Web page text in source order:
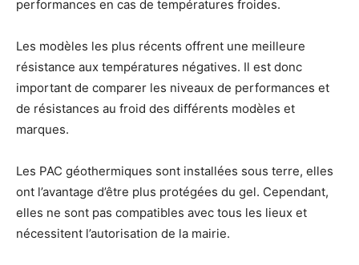
performances en cas de températures froides.
Les modèles les plus récents offrent une meilleure
résistance aux températures négatives. Il est donc
important de comparer les niveaux de performances et
de résistances au froid des différents modèles et
marques.
Les PAC géothermiques sont installées sous terre, elles
ont l’avantage d’être plus protégées du gel. Cependant,
elles ne sont pas compatibles avec tous les lieux et
nécessitent l’autorisation de la mairie.